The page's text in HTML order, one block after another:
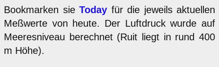
Bookmarken sie Today für die jeweils aktuellen
Meßwerte von heute. Der Luftdruck wurde auf
Meeresniveau berechnet (Ruit liegt in rund 400
m Höhe).